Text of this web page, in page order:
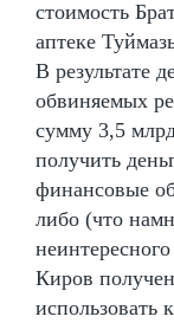
стоимость
аптеке
В результате
обвиняемых
сумму 3,5
получить
финансовые
либо (что
Киров
использовать